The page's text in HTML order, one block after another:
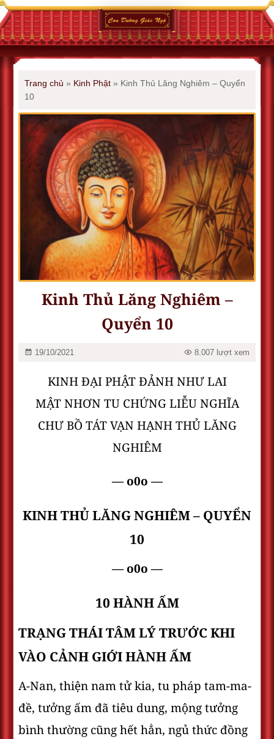
Trang chủ » Kinh Phật » Kinh Thủ Lăng Nghiêm – Quyển
10
Kinh Thủ Lăng Nghiêm –
Quyển 10
19/10/2021 8.007 lượt xem
KINH ĐẠI PHẬT ĐẢNH NHƯ LAI
MẬT NHƠN TU CHỨNG LIỄU NGHĨA
CHƯ BỒ TÁT VẠN HẠNH THỦ LĂNG
NGHIÊM
— o0o —
KINH THỦ LĂNG NGHIÊM – QUYỂN
10
— o0o —
10 HÀNH ẤM
TRẠNG THÁI TÂM LÝ TRƯỚC KHI
VÀO CẢNH GIỚI HÀNH ẤM
A-Nan, thiện nam tử kia, tu pháp tam-ma-
đề, tưởng ấm đã tiêu dung, mộng tưởng
bình thường cũng hết hẳn, ngủ thức đồng